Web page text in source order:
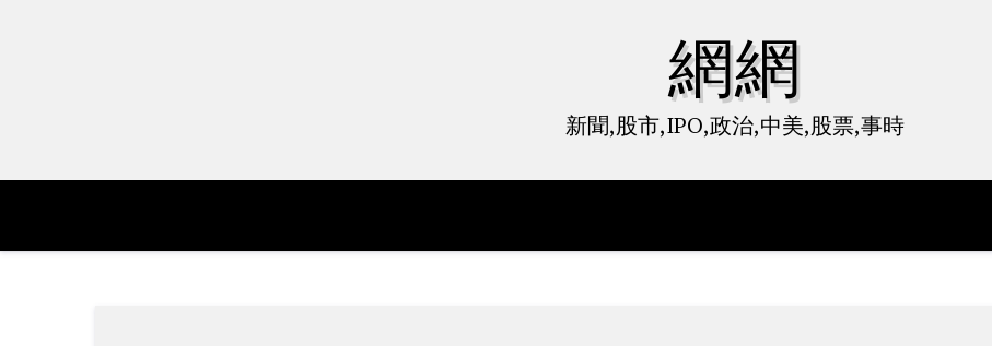
網網
新聞,股市,IPO,政治,中美,股票,事時